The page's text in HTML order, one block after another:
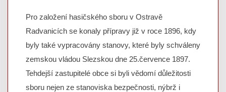
Pro založení hasičského sboru v Ostravě
Radvanicích se konaly přípravy již v roce 1896, kdy
byly také vypracovány stanovy, které byly schváleny
zemskou vládou Slezskou dne 25.července 1897.
Tehdejší zastupitelé obce si byli vědomí důležitosti
sboru nejen ze stanoviska bezpečnosti, nýbrž i